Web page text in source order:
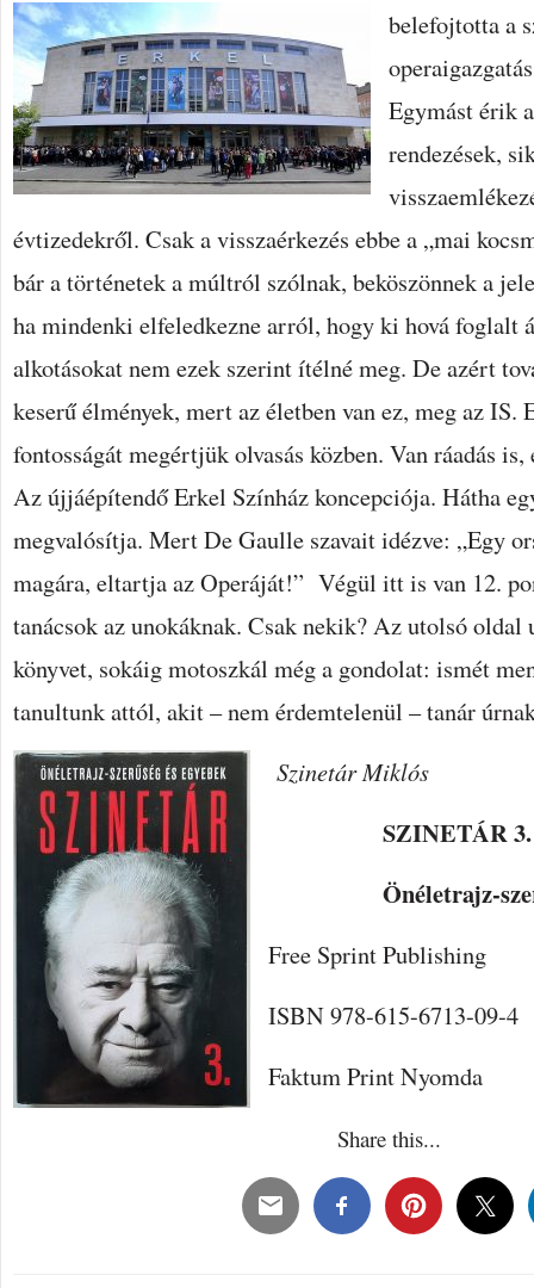
belefojtotta a
Egymást érik
rendezések,
évtizedekről. Csak a visszaérkezés ebbe a „mai
bár a történetek a múltról szólnak, beköszönnek a
ha mindenki elfeledkezne arról, hogy ki hová foglalt
alkotásokat nem ezek szerint ítélné meg. De azért
keserű élmények, mert az életben van ez, meg az IS.
fontosságát megértjük olvasás közben. Van ráadás
Az újjáépítendő Erkel Színház koncepciója. Hátha
megvalósítja. Mert De Gaulle szavait idézve: „Egy
magára, eltartja az Operáját!” Végül itt is van 12.
tanácsok az unokáknak. Csak nekik? Az utolsó oldal
könyvet, sokáig motoszkál még a gondolat: ismét
tanultunk attól, akit – nem érdemtelenül – tanár
Szinetár Miklós
SZINETÁR 3.
Önéletrajz-
Free Sprint Publishing
ISBN 978-615-6713-09-4
Faktum Print Nyomda
Share this...